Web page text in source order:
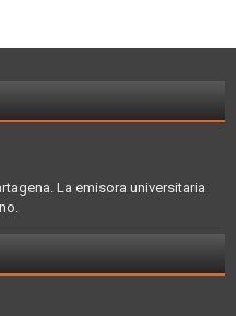
La emisora universitaria